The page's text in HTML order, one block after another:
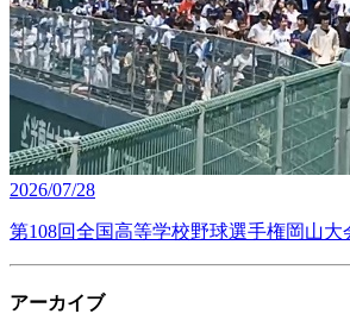
2026/07/28
第108回全国高等学校野球選手権岡山
アーカイブ